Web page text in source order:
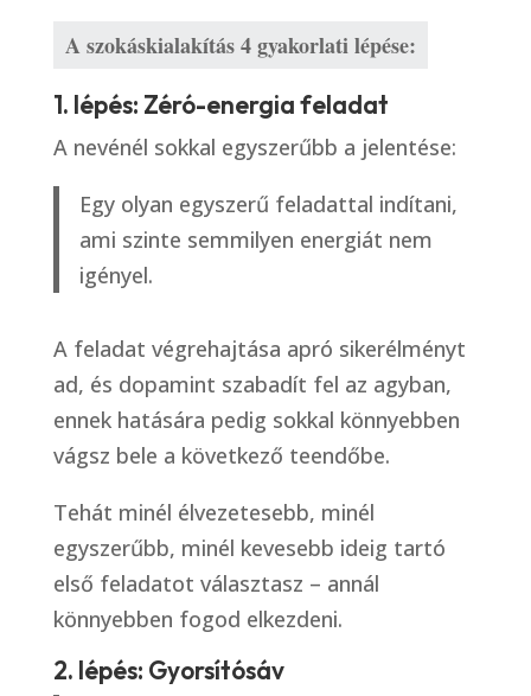
A szokáskialakítás 4 gyakorlati lépése:
1. lépés: Zéró-energia feladat
A nevénél sokkal egyszerűbb a jelentése:
Egy olyan egyszerű feladattal indítani,
ami szinte semmilyen energiát nem
igényel.
A feladat végrehajtása apró sikerélményt
ad, és dopamint szabadít fel az agyban,
ennek hatására pedig sokkal könnyebben
vágsz bele a következő teendőbe.
Tehát minél élvezetesebb, minél
egyszerűbb, minél kevesebb ideig tartó
első feladatot választasz – annál
könnyebben fogod elkezdeni.
2. lépés: Gyorsítósáv